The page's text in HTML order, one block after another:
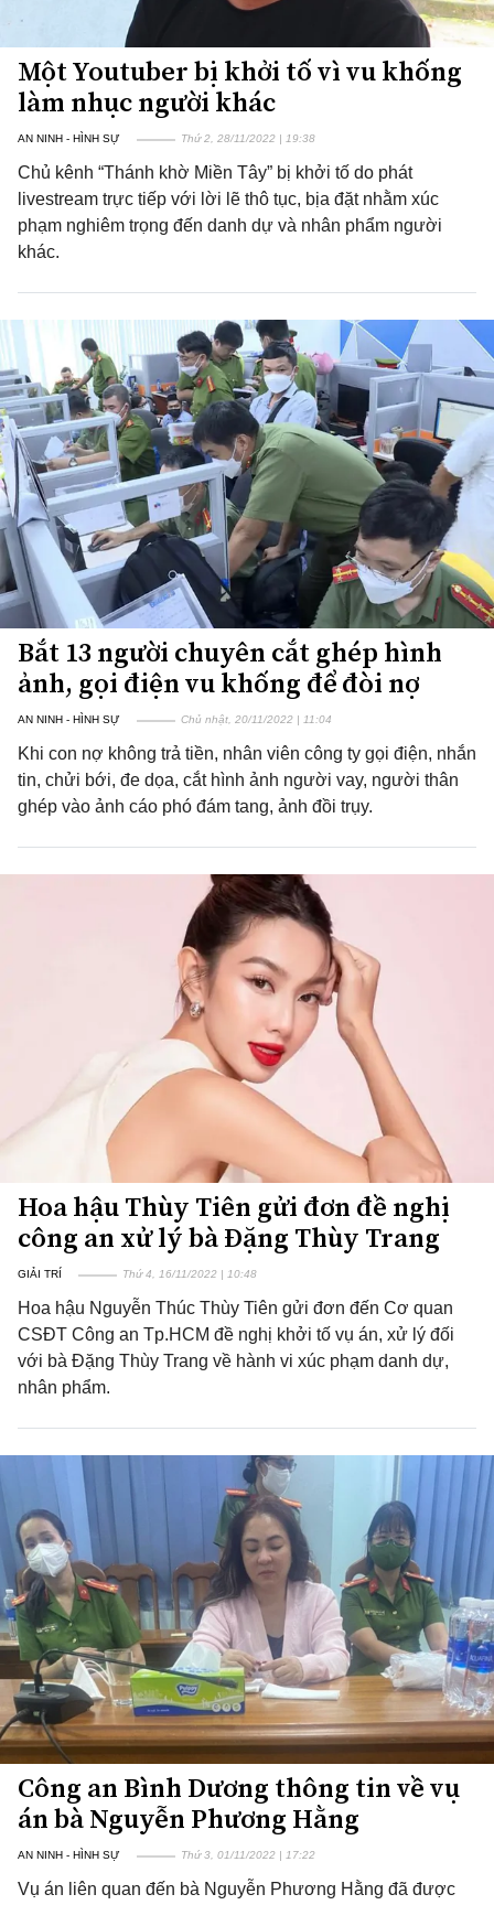
Một Youtuber bị khởi tố vì vu khống
làm nhục người khác
AN NINH - HÌNH SỰ Thứ 2, 28/11/2022 | 19:38
Chủ kênh “Thánh khờ Miền Tây” bị khởi tố do phát
livestream trực tiếp với lời lẽ thô tục, bịa đặt nhằm xúc
phạm nghiêm trọng đến danh dự và nhân phẩm người
khác.
Bắt 13 người chuyên cắt ghép hình
ảnh, gọi điện vu khống để đòi nợ
AN NINH - HÌNH SỰ Chủ nhật, 20/11/2022 | 11:04
Khi con nợ không trả tiền, nhân viên công ty gọi điện, nhắn
tin, chửi bới, đe dọa, cắt hình ảnh người vay, người thân
ghép vào ảnh cáo phó đám tang, ảnh đồi trụy.
Hoa hậu Thùy Tiên gửi đơn đề nghị
công an xử lý bà Đặng Thùy Trang
GIẢI TRÍ Thứ 4, 16/11/2022 | 10:48
Hoa hậu Nguyễn Thúc Thùy Tiên gửi đơn đến Cơ quan
CSĐT Công an Tp.HCM đề nghị khởi tố vụ án, xử lý đối
với bà Đặng Thùy Trang về hành vi xúc phạm danh dự,
nhân phẩm.
Công an Bình Dương thông tin về vụ
án bà Nguyễn Phương Hằng
AN NINH - HÌNH SỰ Thứ 3, 01/11/2022 | 17:22
Vụ án liên quan đến bà Nguyễn Phương Hằng đã được